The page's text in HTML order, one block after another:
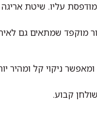
עליו. שיטת
מוקפד שמתאים גם
ניקוי קל ומהיר
קבוע.